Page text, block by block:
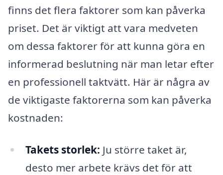
finns det flera faktorer som kan påverka
priset. Det är viktigt att vara medveten
om dessa faktorer för att kunna göra en
informerad beslutning när man letar efter
en professionell taktvätt. Här är några av
de viktigaste faktorerna som kan påverka
kostnaden:
Takets storlek: Ju större taket är,
desto mer arbete krävs det för att